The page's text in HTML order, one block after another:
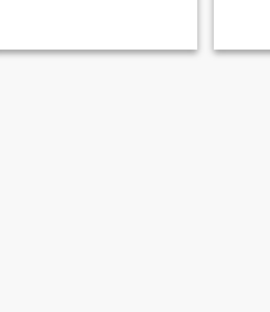
and sharing stories. I'm